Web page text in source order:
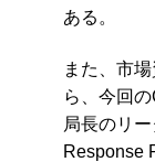
ある。
また、市
ら、今回
局長のリ
Response